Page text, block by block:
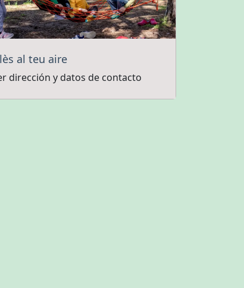
al teu aire
dirección y datos de contacto